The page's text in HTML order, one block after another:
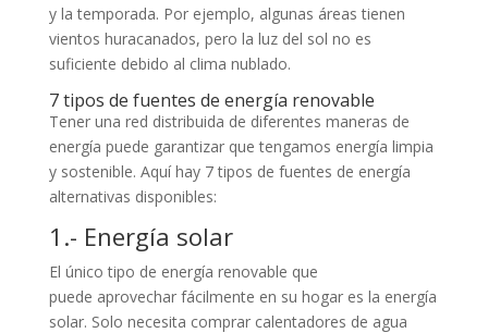
y la temporada. Por ejemplo, algunas áreas tienen
vientos huracanados, pero la luz del sol no es
suficiente debido al clima nublado.
7 tipos de fuentes de energía renovable
Tener una red distribuida de diferentes maneras de
energía puede garantizar que tengamos energía limpia
y sostenible. Aquí hay 7 tipos de fuentes de energía
alternativas disponibles:
1.- Energía solar
El único tipo de energía renovable que
puede aprovechar fácilmente en su hogar es la energía
solar. Solo necesita comprar calentadores de agua